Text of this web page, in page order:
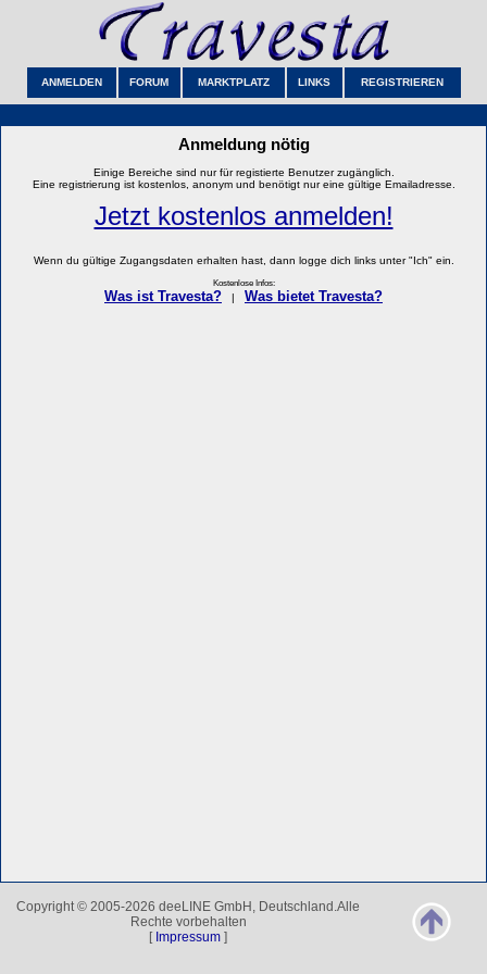
ANMELDEN FORUM MARKTPLATZ LINKS REGISTRIEREN
Anmeldung nötig
Einige Bereiche sind nur für registierte Benutzer zugänglich.
Eine registrierung ist kostenlos, anonym und benötigt nur eine gültige Emailadresse.
Jetzt kostenlos anmelden!
Wenn du gültige Zugangsdaten erhalten hast, dann logge dich links unter "Ich" ein.
Kostenlose Infos:
Was ist Travesta? Was bietet Travesta?
Copyright © 2005-2026 deeLINE GmbH, Deutschland.Alle
Rechte vorbehalten
[ Impressum ]